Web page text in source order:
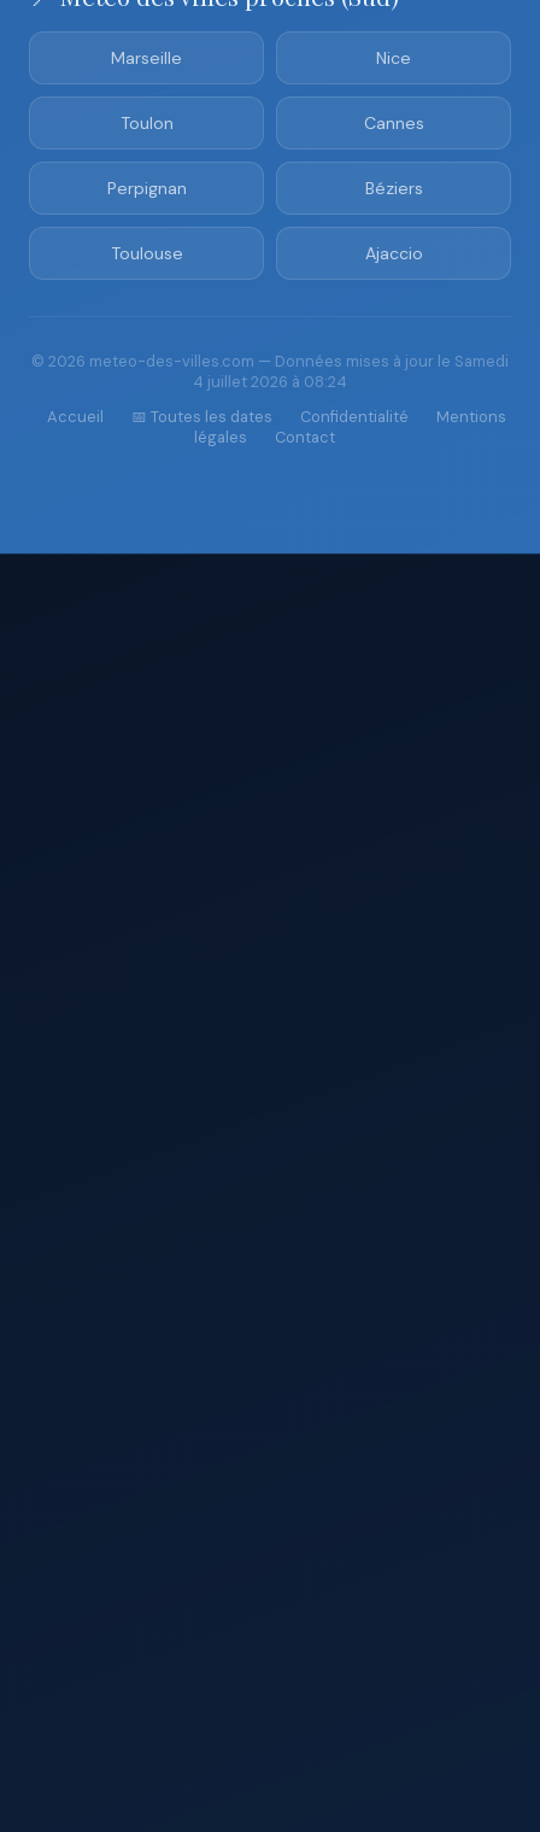
Marseille Nice
Toulon Cannes
Perpignan Béziers
Toulouse Ajaccio
© 2026 meteo-des-villes.com — Données mises à jour le Samedi
4 juillet 2026 à 08:24
Accueil
📅 Toutes les dates Confidentialité
Mentions
légales
Contact